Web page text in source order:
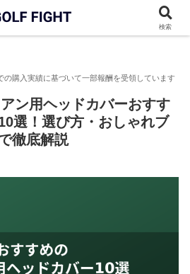
【2026年版】アイアン用ヘッドカバ
アン用ヘッドカバーおすす
選！選び方・おしゃれブ
徹底解説
検索